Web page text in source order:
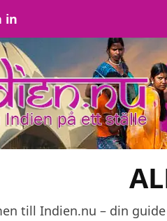
in
till Indien.nu – din